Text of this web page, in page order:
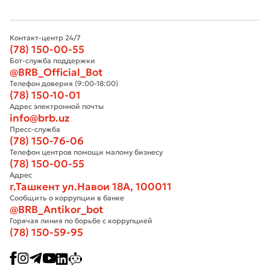
Контакт-центр 24/7
(78) 150-00-55
Бот-служба поддержки
@BRB_Official_Bot
Телефон доверия (9:00-18:00)
(78) 150-10-01
Адрес электронной почты
info@brb.uz
Пресс-служба
(78) 150-76-06
Телефон центров помощи малому бизнесу
(78) 150-00-55
Адрес
г.Ташкент ул.Навои 18А, 100011
Сообщить о коррупции в банке
@BRB_Antikor_bot
Горячая линия по борьбе с коррупцией
(78) 150-59-95